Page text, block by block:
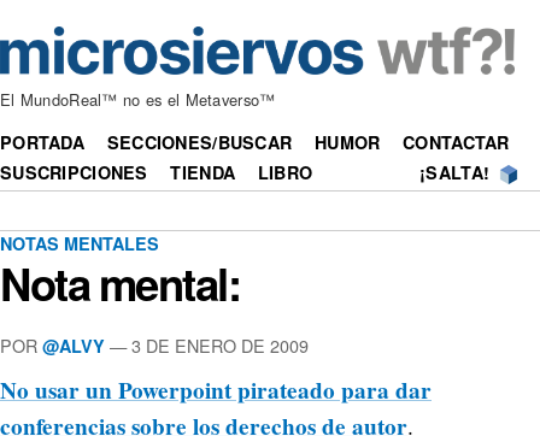
El MundoReal™ no es el Metaverso™
PORTADA SECCIONES/BUSCAR HUMOR
CONTACTAR
SUSCRIPCIONES
TIENDA LIBRO ¡SALTA!
NOTAS MENTALES
Nota mental:
POR @ALVY —3 DE ENERO DE 2009
No usar un Powerpoint pirateado para dar
conferencias sobre los derechos de autor.